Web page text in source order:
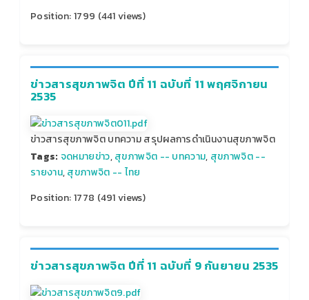
Position:1799 (441views)
ข่าวสารสุขภาพจิต ปีที่ 11 ฉบับที่ 11 พฤศจิกายน
2535
ข่าวสารสุขภาพจิต บทความ สรุปผลการดำเนินงานสุขภาพจิต
Tags: จดหมายข่าว,สุขภาพจิต -- บทความ, สุขภาพจิต --
รายงาน,สุขภาพจิต -- ไทย
Position:1778 (491views)
ข่าวสารสุขภาพจิต ปีที่ 11 ฉบับที่ 9 กันยายน 2535